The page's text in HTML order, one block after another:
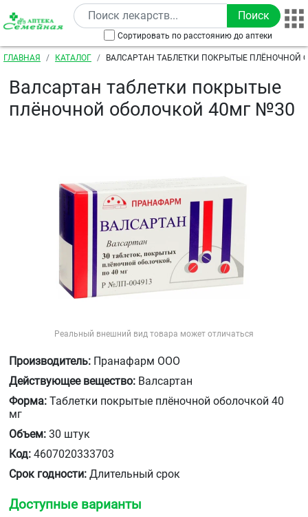
Перейти к основному содержанию
Сортировать по расстоянию до аптеки
Строка навигации
ГЛАВНАЯ КАТАЛОГ
ВАЛСАРТАН ТАБЛЕТКИ ПОКРЫТЫЕ ПЛЁНОЧНОЙ
Валсартан таблетки покрытые
плёночной оболочкой 40мг №30
Реальный внешний вид товара может отличаться
Производитель: Пранафарм ООО
Действующее вещество: Валсартан
Форма: Таблетки покрытые плёночной оболочкой 40
мг
Объем: 30 штук
Код: 4607020333703
Срок годности: Длительный срок
Доступные варианты